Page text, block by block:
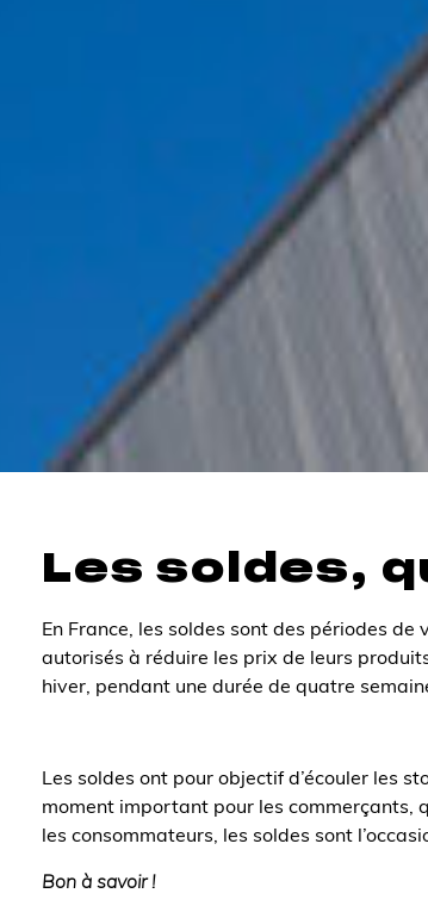
Les soldes,
En France, les soldes sont des périodes
autorisés à réduire les prix de leurs
hiver, pendant une durée de quatre
Les soldes ont pour objectif d’écouler les
moment important pour les commerçants,
les consommateurs, les soldes sont
Bon à savoir !